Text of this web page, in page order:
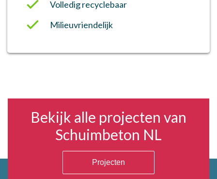
Volledig recyclebaar
Milieuvriendelijk
Bekijk alle projecten van
Schuimbeton NL
Projecten